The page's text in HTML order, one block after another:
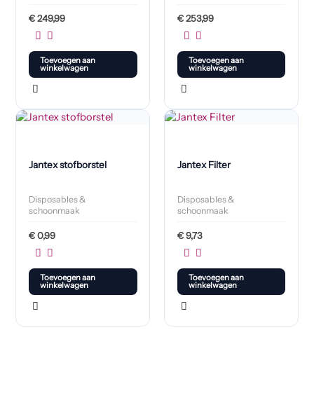
€249,99
Toevoegen aan
winkelwagen
€253,99
Toevoegen aan
winkelwagen
Jantex stofborstel
Disposables &
schoonmaak
€0,99
Toevoegen aan
winkelwagen
Jantex Filter
Disposables &
schoonmaak
€9,73
Toevoegen aan
winkelwagen